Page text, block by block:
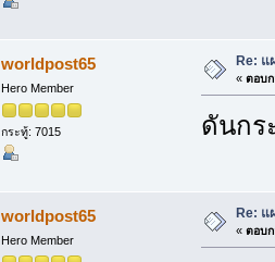
worldpost65
Hero Member
กระทู้: 7015
Re: แ
« ตอบก
ดันก
worldpost65
Hero Member
Re: แ
« ตอบก